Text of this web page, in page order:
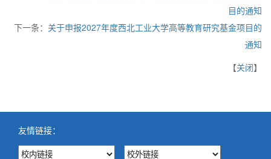
目的通知
下一条： 关于申报2027年度西北工业大学高等教育研究基金项目的
通知
【关闭】
友情链接：